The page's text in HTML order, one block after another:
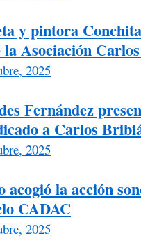
y pintora
Asociación
2025
Fernández
a Carlos
2025
acogió la acción
CADAC
2025